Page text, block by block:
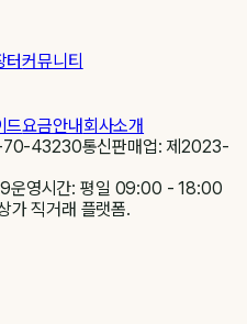
터커뮤니티
드요금안내회사소개
70-43230통신판매업: 제2023-
운영시간: 평일 09:00 - 18:00
가 직거래 플랫폼.